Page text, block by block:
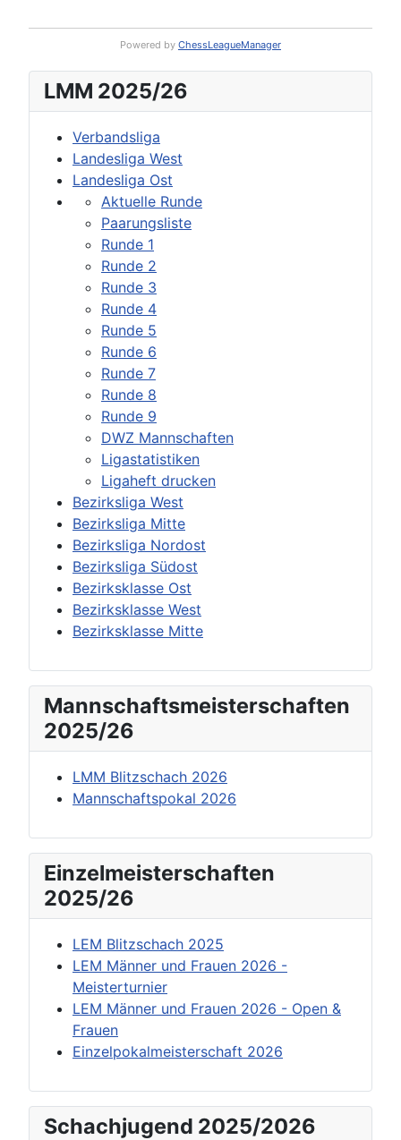
Powered by ChessLeagueManager
LMM 2025/26
Verbandsliga
Landesliga West
Landesliga Ost
Aktuelle Runde
Paarungsliste
Runde 1
Runde 2
Runde 3
Runde 4
Runde 5
Runde 6
Runde 7
Runde 8
Runde 9
DWZ Mannschaften
Ligastatistiken
Ligaheft drucken
Bezirksliga West
Bezirksliga Mitte
Bezirksliga Nordost
Bezirksliga Südost
Bezirksklasse Ost
Bezirksklasse West
Bezirksklasse Mitte
Mannschaftsmeisterschaften
2025/26
LMM Blitzschach 2026
Mannschaftspokal 2026
Einzelmeisterschaften
2025/26
LEM Blitzschach 2025
LEM Männer und Frauen 2026 -
Meisterturnier
LEM Männer und Frauen 2026 - Open &
Frauen
Einzelpokalmeisterschaft 2026
Schachjugend 2025/2026